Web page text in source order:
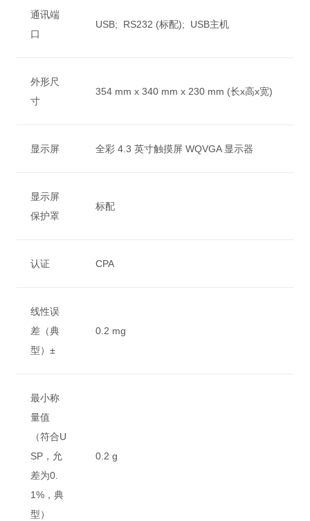
通讯端
口
USB; RS232 (标配); USB主机
外形尺
寸
354 mm x 340 mm x 230 mm (长x高x宽)
显示屏 全彩 4.3 英寸触摸屏 WQVGA 显示器
显示屏
保护罩
标配
认证 CPA
线性误
差（典
型）±
0.2 mg
最小称
量值
（符合U
SP，允
差为0.
1%，典
型）
0.2 g